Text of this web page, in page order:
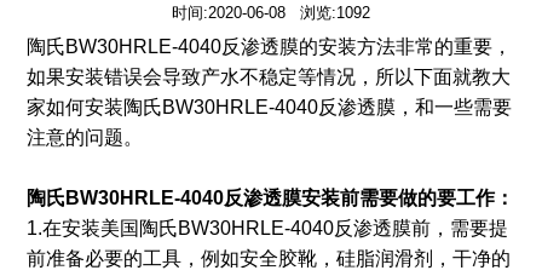
时间:2020-06-08 浏览:1092
陶氏BW30HRLE-4040反渗透膜的安装方法非常的重要，
如果安装错误会导致产水不稳定等情况，所以下面就教大
家如何安装陶氏BW30HRLE-4040反渗透膜，和一些需要
注意的问题。
陶氏BW30HRLE-4040反渗透膜安装前需要做的要工作：
1.在安装美国陶氏BW30HRLE-4040反渗透膜前，需要提
前准备必要的工具，例如安全胶靴，硅脂润滑剂，干净的